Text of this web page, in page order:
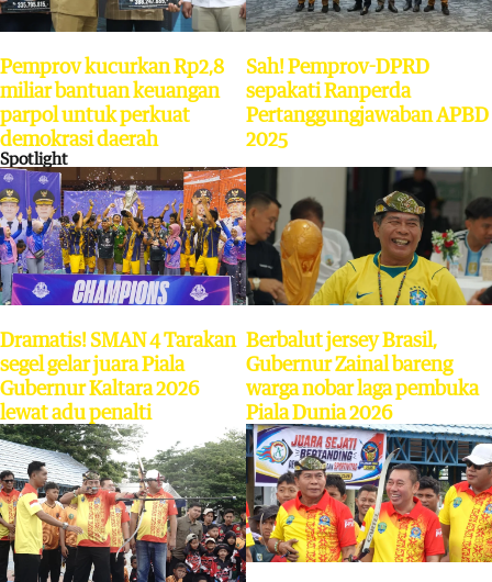
Pemprov kucurkan Rp2,8
miliar bantuan keuangan
parpol untuk perkuat
demokrasi daerah
Sah! Pemprov-DPRD
sepakati Ranperda
Pertanggungjawaban APBD
2025
Spotlight
Dramatis! SMAN 4 Tarakan
segel gelar juara Piala
Gubernur Kaltara 2026
lewat adu penalti
Berbalut jersey Brasil,
Gubernur Zainal bareng
warga nobar laga pembuka
Piala Dunia 2026